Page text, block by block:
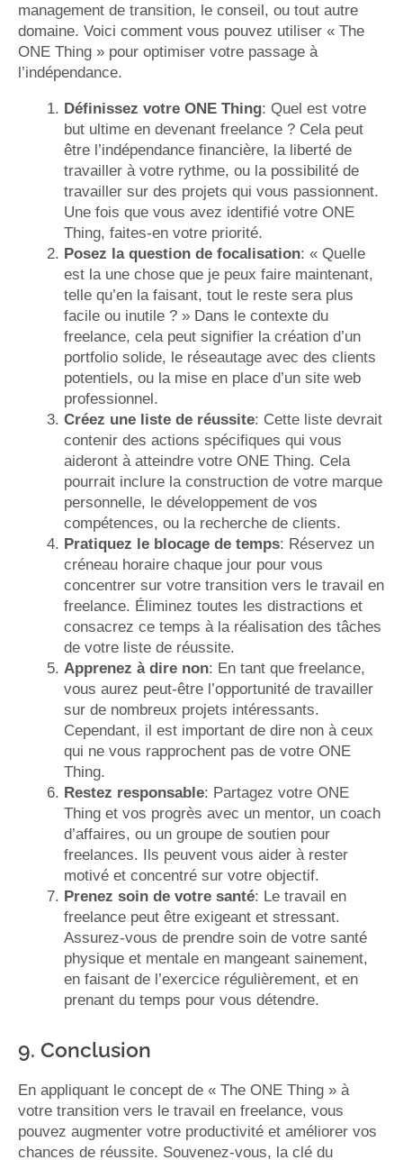
management de transition, le conseil, ou tout autre
domaine. Voici comment vous pouvez utiliser « The
ONE Thing » pour optimiser votre passage à
l’indépendance.
Définissez votre ONE Thing: Quel est votre
but ultime en devenant freelance ? Cela peut
être l’indépendance financière, la liberté de
travailler à votre rythme, ou la possibilité de
travailler sur des projets qui vous passionnent.
Une fois que vous avez identifié votre ONE
Thing, faites-en votre priorité.
Posez la question de focalisation: « Quelle
est la une chose que je peux faire maintenant,
telle qu’en la faisant, tout le reste sera plus
facile ou inutile ? » Dans le contexte du
freelance, cela peut signifier la création d’un
portfolio solide, le réseautage avec des clients
potentiels, ou la mise en place d’un site web
professionnel.
Créez une liste de réussite: Cette liste devrait
contenir des actions spécifiques qui vous
aideront à atteindre votre ONE Thing. Cela
pourrait inclure la construction de votre marque
personnelle, le développement de vos
compétences, ou la recherche de clients.
Pratiquez le blocage de temps: Réservez un
créneau horaire chaque jour pour vous
concentrer sur votre transition vers le travail en
freelance. Éliminez toutes les distractions et
consacrez ce temps à la réalisation des tâches
de votre liste de réussite.
Apprenez à dire non: En tant que freelance,
vous aurez peut-être l’opportunité de travailler
sur de nombreux projets intéressants.
Cependant, il est important de dire non à ceux
qui ne vous rapprochent pas de votre ONE
Thing.
Restez responsable: Partagez votre ONE
Thing et vos progrès avec un mentor, un coach
d’affaires, ou un groupe de soutien pour
freelances. Ils peuvent vous aider à rester
motivé et concentré sur votre objectif.
Prenez soin de votre santé: Le travail en
freelance peut être exigeant et stressant.
Assurez-vous de prendre soin de votre santé
physique et mentale en mangeant sainement,
en faisant de l’exercice régulièrement, et en
prenant du temps pour vous détendre.
9. Conclusion
En appliquant le concept de « The ONE Thing » à
votre transition vers le travail en freelance, vous
pouvez augmenter votre productivité et améliorer vos
chances de réussite. Souvenez-vous, la clé du